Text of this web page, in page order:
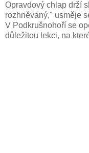
Opravdový chlap drží
rozhněvaný," usměje
V Podkrušnohoří se
důležitou lekci, na